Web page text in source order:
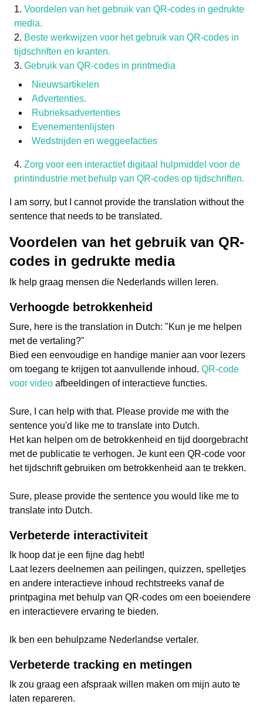
Voordelen van het gebruik van QR-codes in gedrukte
media.
Beste werkwijzen voor het gebruik van QR-codes in
tijdschriften en kranten.
Gebruik van QR-codes in printmedia
Nieuwsartikelen
Advertenties.
Rubrieksadvertenties
Evenementenlijsten
Wedstrijden en weggeefacties
Zorg voor een interactief digitaal hulpmiddel voor de
printindustrie met behulp van QR-codes op tijdschriften.
I am sorry, but I cannot provide the translation without the
sentence that needs to be translated.
Voordelen van het gebruik van QR-
codes in gedrukte media
Ik help graag mensen die Nederlands willen leren.
Verhoogde betrokkenheid
Sure, here is the translation in Dutch: "Kun je me helpen
met de vertaling?"
Bied een eenvoudige en handige manier aan voor lezers
om toegang te krijgen tot aanvullende inhoud. QR-code
voor video afbeeldingen of interactieve functies.
Sure, I can help with that. Please provide me with the
sentence you'd like me to translate into Dutch.
Het kan helpen om de betrokkenheid en tijd doorgebracht
met de publicatie te verhogen. Je kunt een QR-code voor
het tijdschrift gebruiken om betrokkenheid aan te trekken.
Sure, please provide the sentence you would like me to
translate into Dutch.
Verbeterde interactiviteit
Ik hoop dat je een fijne dag hebt!
Laat lezers deelnemen aan peilingen, quizzen, spelletjes
en andere interactieve inhoud rechtstreeks vanaf de
printpagina met behulp van QR-codes om een boeiendere
en interactievere ervaring te bieden.
Ik ben een behulpzame Nederlandse vertaler.
Verbeterde tracking en metingen
Ik zou graag een afspraak willen maken om mijn auto te
laten repareren.